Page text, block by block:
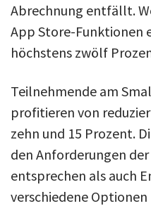
Abrechnung entfällt.
App Store-Funktionen
höchstens zwölf
Teilnehmende am
profitieren von
zehn und 15 Prozent.
den Anforderungen
entsprechen als auch
verschiedene